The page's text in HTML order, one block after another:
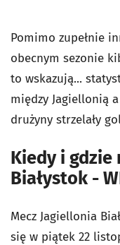
Pomimo zupełnie
obecnym sezonie
to wskazują...
między Jagiellonią
drużyny strzelały
Kiedy i gdzie
Białystok -
Mecz Jagiellonia
się w piątek 22